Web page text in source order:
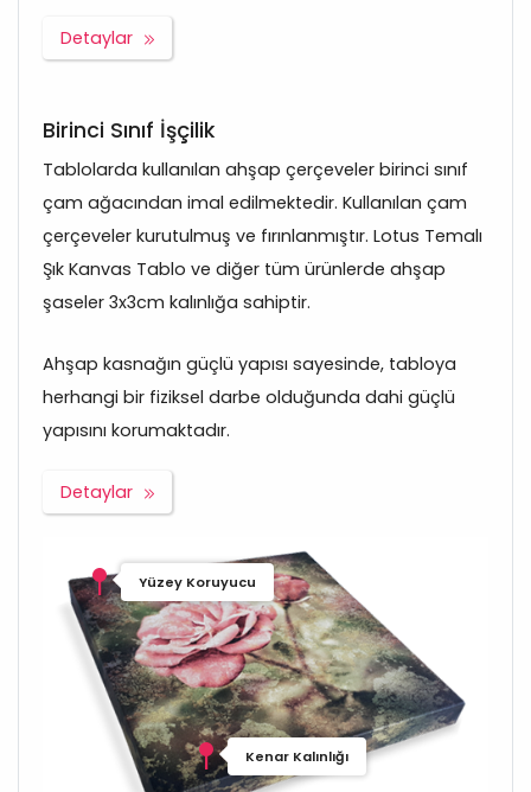
Detaylar
Birinci Sınıf İşçilik
Tablolarda kullanılan ahşap çerçeveler birinci sınıf
çam ağacından imal edilmektedir. Kullanılan çam
çerçeveler kurutulmuş ve fırınlanmıştır. Lotus Temalı
Şık Kanvas Tablo ve diğer tüm ürünlerde ahşap
şaseler 3x3cm kalınlığa sahiptir.
Ahşap kasnağın güçlü yapısı sayesinde, tabloya
herhangi bir fiziksel darbe olduğunda dahi güçlü
yapısını korumaktadır.
Detaylar
Yüzey Koruyucu
Kenar Kalınlığı